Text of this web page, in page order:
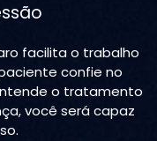
facilita o trabalho
confie no
o tratamento
você será capaz